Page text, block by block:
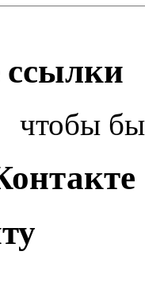
ссылки
чтобы